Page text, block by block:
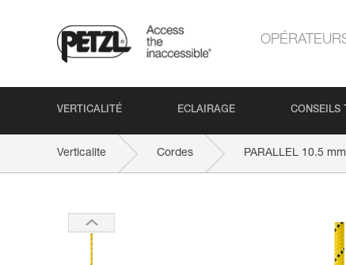
VERTICALITÉ ECLAIRAGE CONSEILS
Verticalite Cordes PARALLEL 10.5 mm